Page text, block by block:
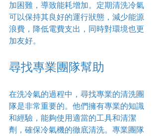
加困難，導致能耗增加。定期清洗冷氣
可以保持其良好的運行狀態，減少能源
浪費，降低電費支出，同時對環境也更
加友好。
尋找專業團隊幫助
在洗冷氣的過程中，尋找專業的清洗團
隊是非常重要的。他們擁有專業的知識
和經驗，能夠使用適當的工具和清潔
劑，確保冷氣機的徹底清洗。專業團隊